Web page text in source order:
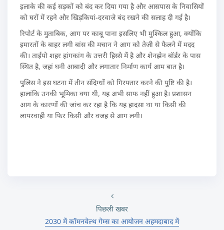
इलाके की कई सड़कों को बंद कर दिया गया है और आसपास के निवासियों
को घरों में रहने और खिड़कियां-दरवाजे बंद रखने की सलाह दी गई है।
रिपोर्ट के मुताबिक, आग पर काबू पाना इसलिए भी मुश्किल हुआ, क्योंकि
इमारतों के बाहर लगी बांस की मचान ने आग को तेजी से फैलने में मदद
की। ताईपो शहर हांगकांग के उत्तरी हिस्से में है और शेनझेन बॉर्डर के पास
स्थित है, जहां घनी आबादी और लगातार निर्माण कार्य आम बात है।
पुलिस ने इस घटना में तीन संदिग्धों को गिरफ्तार करने की पुष्टि की है।
हालांकि उनकी भूमिका क्या थी, यह अभी साफ नहीं हुआ है। प्रशासन
आग के कारणों की जांच कर रहा है कि यह हादसा था या किसी की
लापरवाही या फिर किसी और वजह से आग लगी।
पिछली खबर
2030 में कॉमनवेल्थ गेम्स का आयोजन अहमदाबाद में